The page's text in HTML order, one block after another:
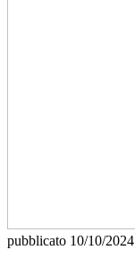
pubblicato 10/10/2024